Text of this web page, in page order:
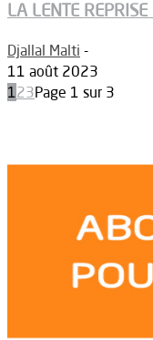
LA LENTE
Djallal Malti -
11 août 2023
123Page 1 sur 3